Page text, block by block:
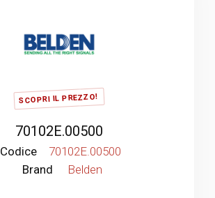
SCOPRI IL PREZZO!
70102E.00500
Codice
70102E.00500
Brand
Belden